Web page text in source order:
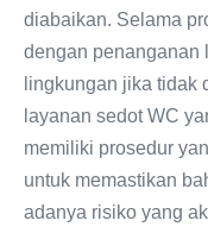
diabaikan. Selama
dengan penanganan
lingkungan jika tidak
layanan sedot WC
memiliki prosedur
untuk memastikan
adanya risiko yang